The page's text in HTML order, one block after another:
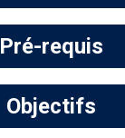
Pré-requis
Objectifs